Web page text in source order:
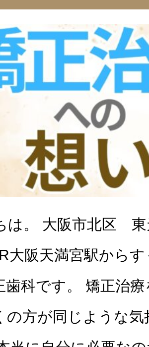
は。 大阪市北区
大阪天満宮駅から
歯科です。 矯正治
の方が同じような